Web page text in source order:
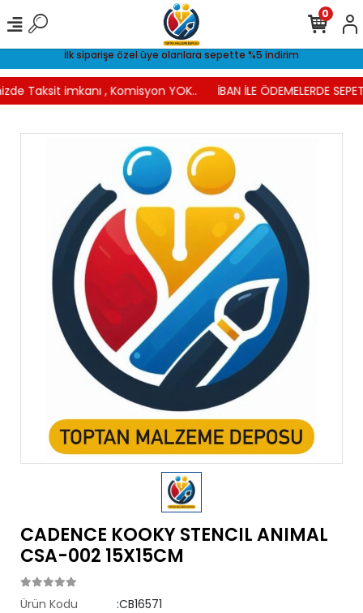
İlk siparişe özel üye olanlara sepette %5 indirim
Taksit imkanı , Komisyon YOK.. İBAN İLE ÖDEMELERDE
0
CADENCE KOOKY STENCIL ANIMAL
CSA-002 15X15CM
Ürün Kodu
:CB16571